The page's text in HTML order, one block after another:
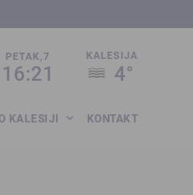
PETAK,7
16:21
KALESIJA
4°
O KALESIJI KONTAKT